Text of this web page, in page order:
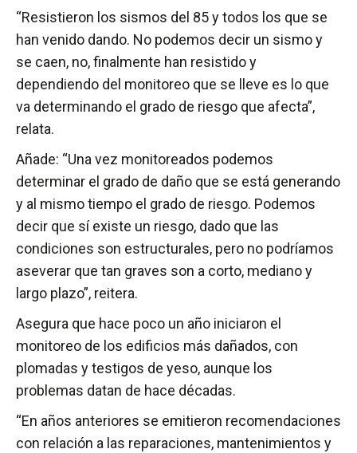
“Resistieron los sismos del 85 y todos los que se
han venido dando. No podemos decir un sismo y
se caen, no, finalmente han resistido y
dependiendo del monitoreo que se lleve es lo que
va determinando el grado de riesgo que afecta”,
relata.
Añade: “Una vez monitoreados podemos
determinar el grado de daño que se está generando
y al mismo tiempo el grado de riesgo. Podemos
decir que sí existe un riesgo, dado que las
condiciones son estructurales, pero no podríamos
aseverar que tan graves son a corto, mediano y
largo plazo”, reitera.
Asegura que hace poco un año iniciaron el
monitoreo de los edificios más dañados, con
plomadas y testigos de yeso, aunque los
problemas datan de hace décadas.
“En años anteriores se emitieron recomendaciones
con relación a las reparaciones, mantenimientos y